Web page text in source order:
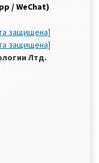
/ WeChat)
защищена]
защищена]
Лтд.